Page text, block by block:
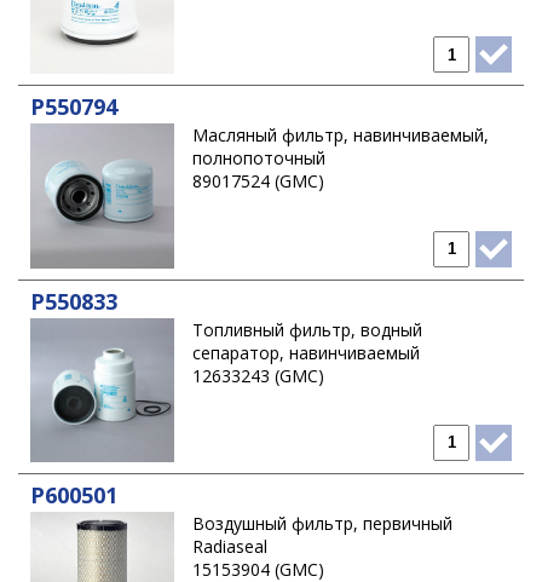
P550794
Масляный фильтр, навинчиваемый,
полнопоточный
89017524 (GMC)
P550833
Топливный фильтр, водный
сепаратор, навинчиваемый
12633243 (GMC)
P600501
Воздушный фильтр, первичный
Radiaseal
15153904 (GMC)